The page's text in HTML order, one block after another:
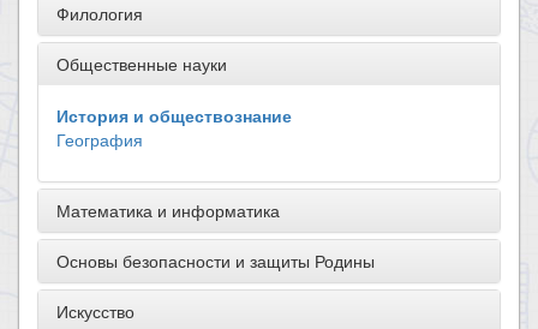
Филология
Общественные науки
История и обществознание
География
Математика и информатика
Основы безопасности и защиты Родины
Искусство